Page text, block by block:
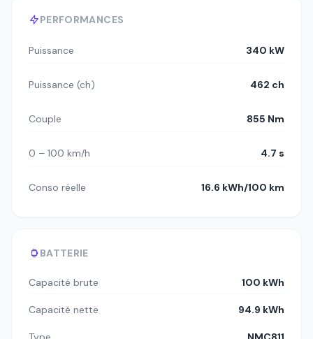
PERFORMANCES
Puissance 340 kW
Puissance (ch) 462 ch
Couple 855 Nm
0 – 100 km/h 4.7 s
Conso réelle 16.6 kWh/100 km
BATTERIE
Capacité brute 100 kWh
Capacité nette 94.9 kWh